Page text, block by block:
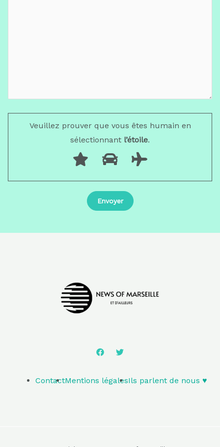
Veuillez prouver que vous êtes humain en
sélectionnant l’étoile.
ContactMentions légalesIls parlent de nous ♥️